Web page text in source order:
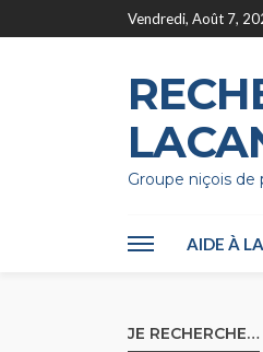
Vendredi, Août 7,
Groupe niçois de
AIDE À
JE RECHERCHE…